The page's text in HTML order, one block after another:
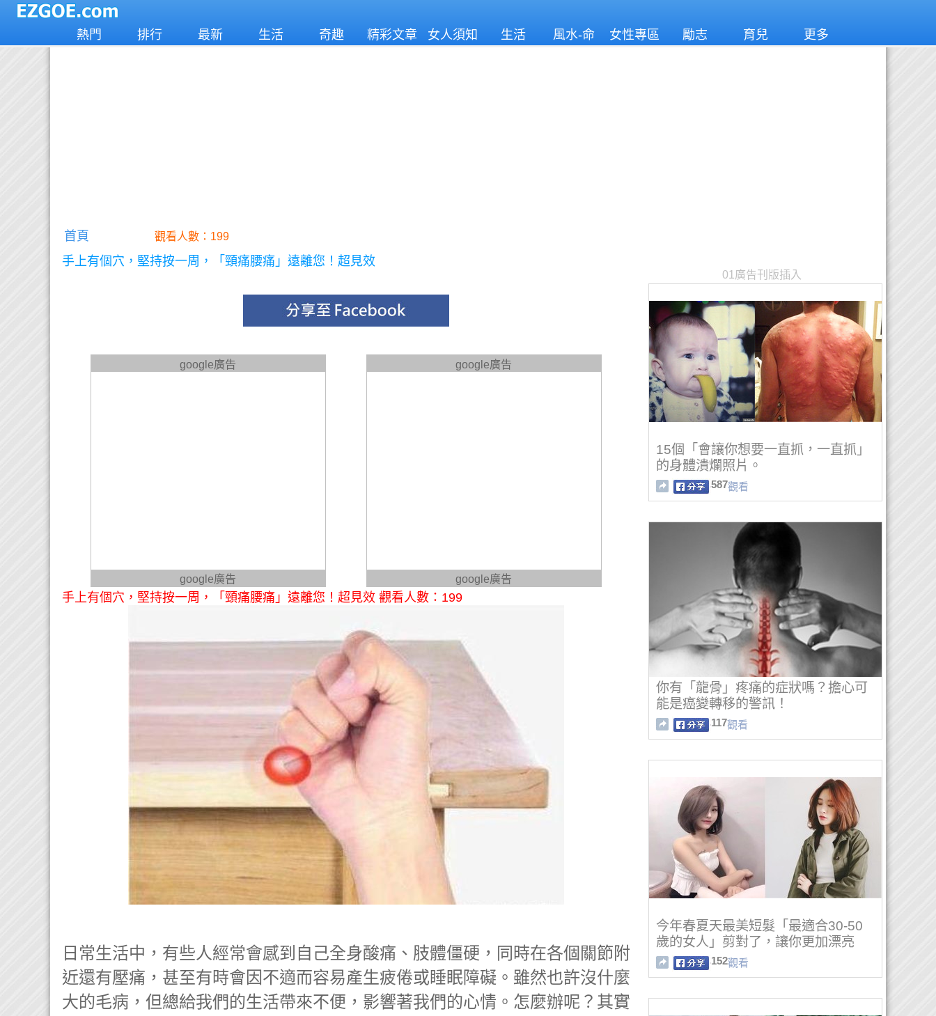
熱門 排行 最新 生活 奇趣 精彩文章 女人須知 生活
風水-命
女性專區 勵志 育兒 更多
首頁 觀看人數：199
手上有個穴，堅持按一周，「頸痛腰痛」遠離您！超見效
google廣告
google廣告
google廣告
google廣告
手上有個穴，堅持按一周，「頸痛腰痛」遠離您！超見效 觀看人數：199
日常生活中，有些人經常會感到自己全身酸痛、肢體僵硬，同時在各個關節附
近還有壓痛，甚至有時會因不適而容易產生疲倦或睡眠障礙。雖然也許沒什麼
大的毛病，但總給我們的生活帶來不便，影響著我們的心情。怎麼辦呢？其實
01廣告刊版插入
15個「會讓你想要一直抓，一直抓」
的身體潰爛照片。
587觀看
你有「龍骨」疼痛的症狀嗎？擔心可
能是癌變轉移的警訊！
117觀看
今年春夏天最美短髮「最適合30-50
歲的女人」剪對了，讓你更加漂亮
152觀看